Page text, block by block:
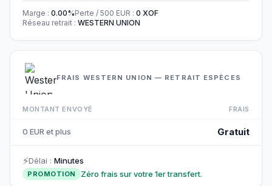
Marge : 0.00%Perte / 500 EUR : 0 XOF
Réseau retrait : WESTERN UNION
FRAIS WESTERN UNION — RETRAIT ESPÈCES
MONTANT ENVOYÉ FRAIS
0 EUR et plus Gratuit
⚡Délai : Minutes
PROMOTION Zéro frais sur votre 1er transfert.